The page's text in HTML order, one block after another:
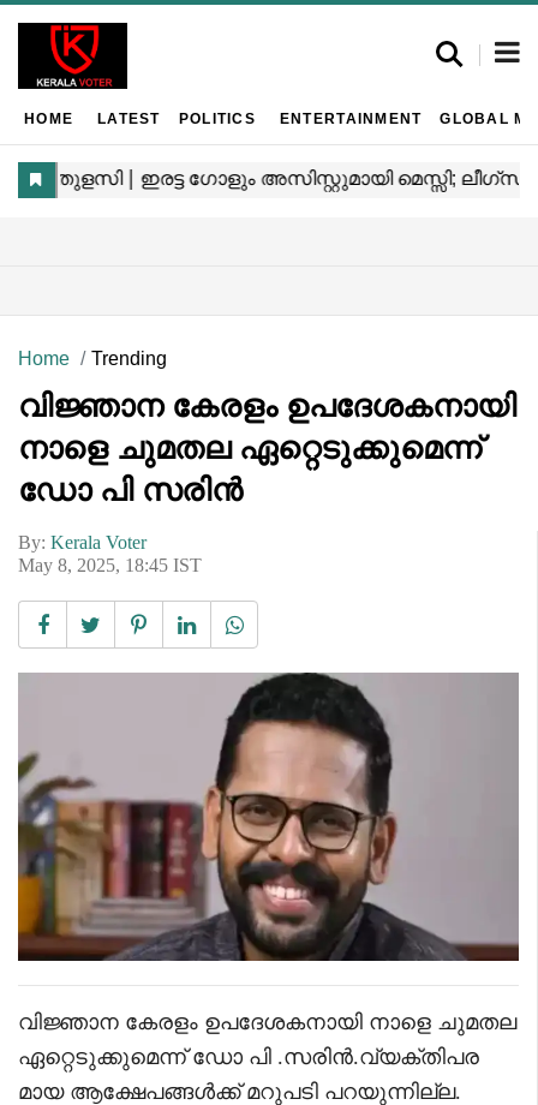
HOME LATEST POLITICS ENTERTAINMENT GLOBAL
Home Trending
വിജ്ഞാന കേരളം ഉപദേശകനായി
നാളെ ചുമതല ഏറ്റെടുക്കുമെന്ന്
ഡോ പി സരിൻ
By: Kerala Voter
May 8, 2025, 18:45 IST
വിജ്ഞാന കേരളം ഉപദേശകനായി നാളെ ചുമതല
ഏറ്റെടുക്കുമെന്ന് ഡോ പി .സരിൻ.വ്യക്തിപര
മായ ആക്ഷേപങ്ങൾക്ക് മറുപടി പറയുന്നില്ല.